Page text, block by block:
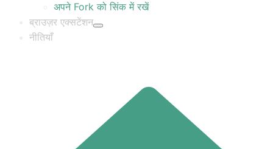
अपने Fork को सिंक में रखें
ब्राउज़र एक्सटेंशन
नीतियाँ